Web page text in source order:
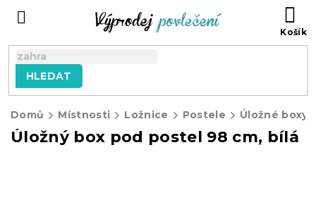
HLEDAT
Domů Místnosti Ložnice Postele Úložné boxy
Úložný box pod postel 98 cm, bílá